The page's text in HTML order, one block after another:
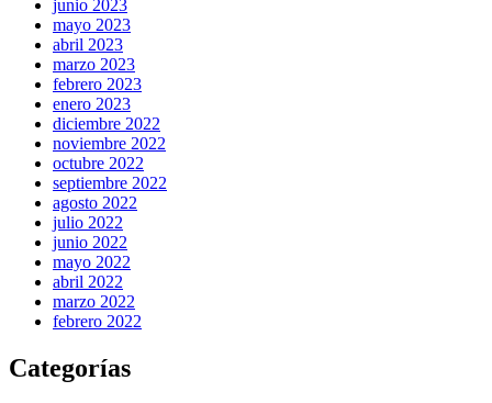
junio 2023
mayo 2023
abril 2023
marzo 2023
febrero 2023
enero 2023
diciembre 2022
noviembre 2022
octubre 2022
septiembre 2022
agosto 2022
julio 2022
junio 2022
mayo 2022
abril 2022
marzo 2022
febrero 2022
Categorías